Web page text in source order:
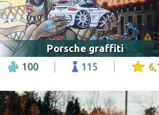
Porsche graffiti
100 115